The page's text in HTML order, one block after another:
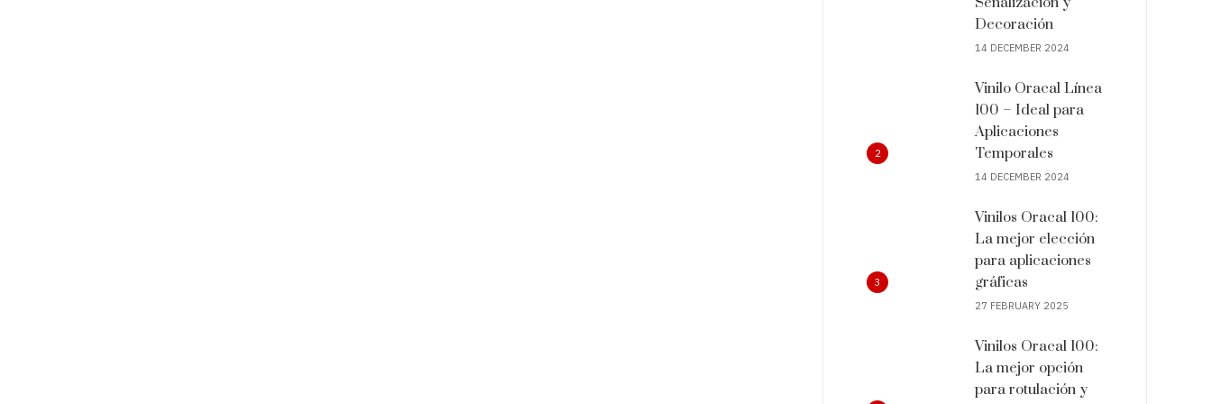
Decoración
14 DECEMBER 2024
2
Vinilo Oracal Línea
100 – Ideal para
Aplicaciones
Temporales
14 DECEMBER 2024
3
Vinilos Oracal 100:
La mejor elección
para aplicaciones
gráficas
27 FEBRUARY 2025
Vinilos Oracal 100:
La mejor opción
para rotulación y